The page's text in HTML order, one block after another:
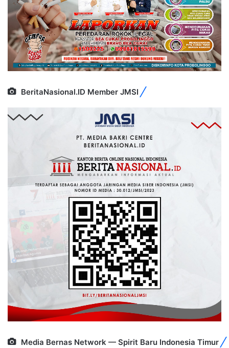
BeritaNasional.ID Member JMSI
Media Bernas Network — Spirit Baru Indonesia Timur